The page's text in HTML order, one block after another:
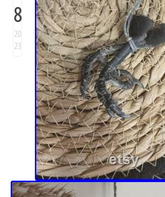
8
20
23